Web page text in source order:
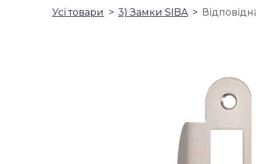
Усі товари 3) Замки SIBA